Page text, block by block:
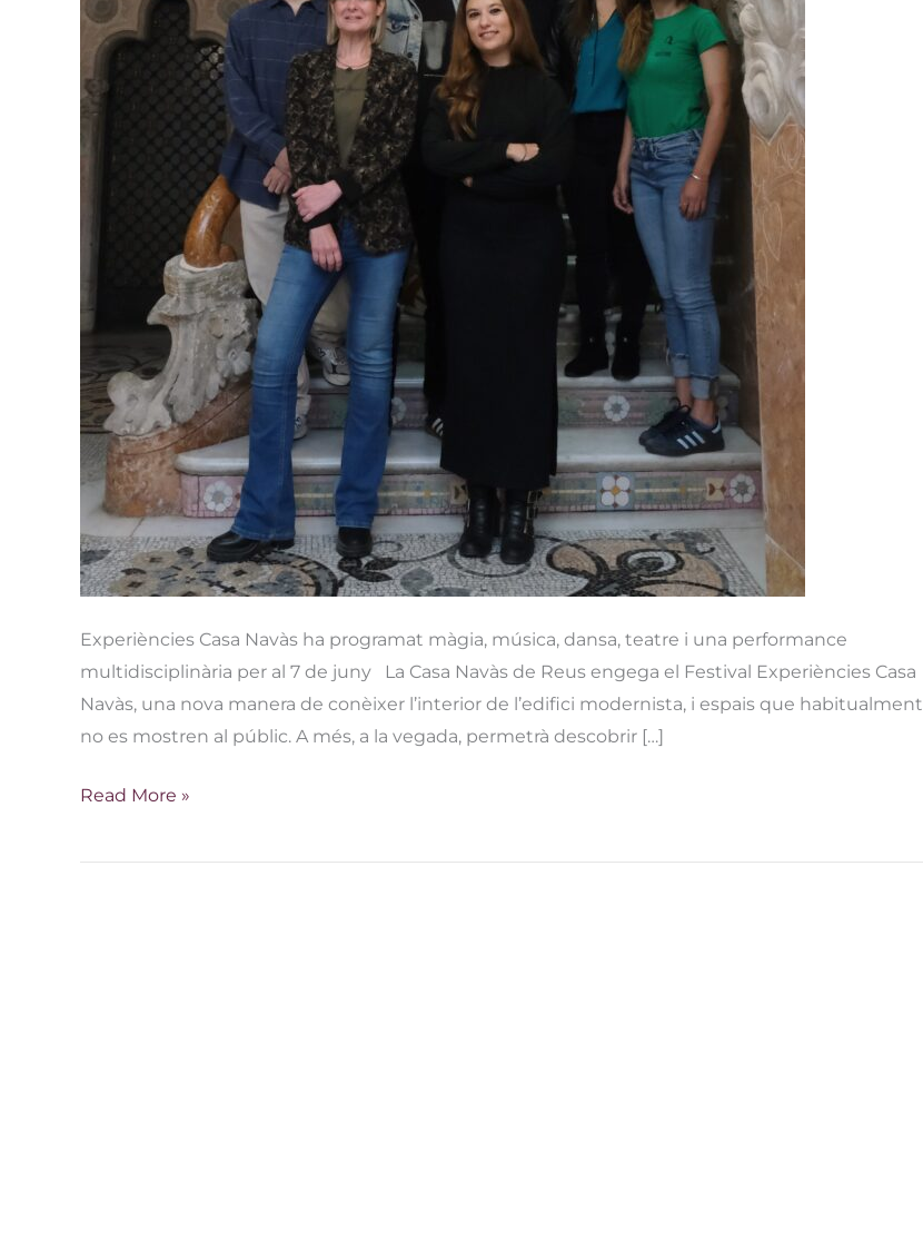
Experiències Casa Navàs ha programat màgia, música, dansa, teatre i una performance
multidisciplinària per al 7 de juny La Casa Navàs de Reus engega el Festival Experiències Casa
Navàs, una nova manera de conèixer l’interior de l’edifici modernista, i espais que habitualment
no es mostren al públic. A més, a la vegada, permetrà descobrir […]
Read More »